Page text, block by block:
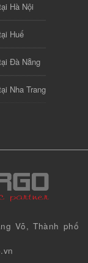
Hà Nội
Huế
Đà Nẵng
Nha Trang
Võ, Thành phố